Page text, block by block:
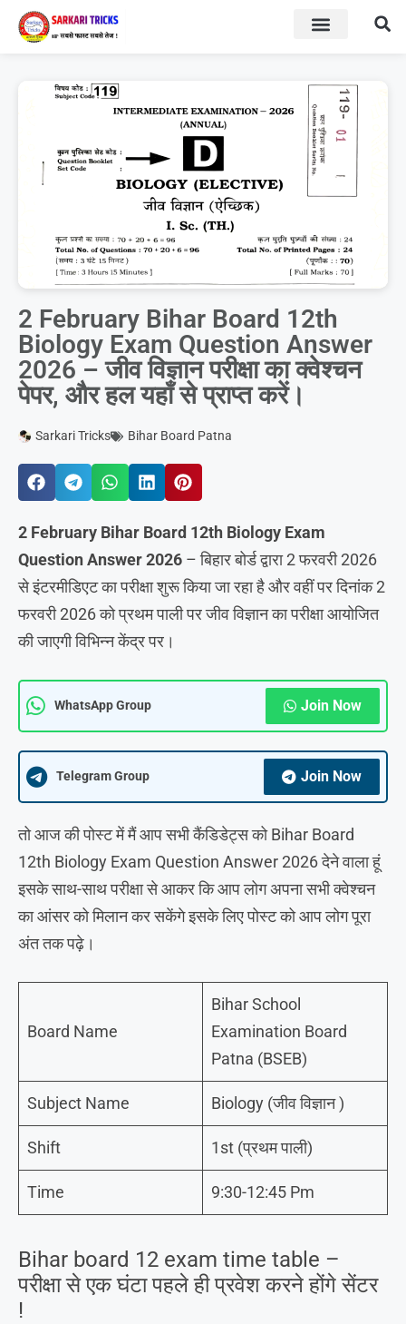
2 February Bihar Board 12th
Biology Exam Question Answer
2026 – जीव विज्ञान परीक्षा का क्वेश्चन
पेपर, और हल यहाँ से प्राप्त करें।
Sarkari Tricks Bihar Board Patna
2 February Bihar Board 12th Biology Exam
Question Answer 2026 – बिहार बोर्ड द्वारा 2 फरवरी 2026
से इंटरमीडिएट का परीक्षा शुरू किया जा रहा है और वहीं पर दिनांक 2
फरवरी 2026 को प्रथम पाली पर जीव विज्ञान का परीक्षा आयोजित
की जाएगी विभिन्न केंद्र पर।
WhatsApp Group Join Now
Telegram Group Join Now
तो आज की पोस्ट में मैं आप सभी कैंडिडेट्स को Bihar Board
12th Biology Exam Question Answer 2026 देने वाला हूं
इसके साथ-साथ परीक्षा से आकर कि आप लोग अपना सभी क्वेश्चन
का आंसर को मिलान कर सकेंगे इसके लिए पोस्ट को आप लोग पूरा
अंत तक पढ़े।
Board Name
Bihar School
Examination Board
Patna (BSEB)
Subject Name Biology (जीव विज्ञान )
Shift 1st (प्रथम पाली)
Time 9:30-12:45 Pm
Bihar board 12 exam time table –
परीक्षा से एक घंटा पहले ही प्रवेश करने होंगे सेंटर
!